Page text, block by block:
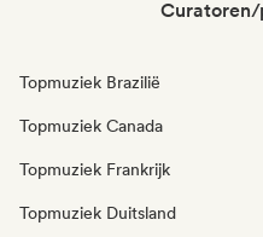
Curatoren/
Topmuziek Brazilië
Topmuziek Canada
Topmuziek Frankrijk
Topmuziek Duitsland